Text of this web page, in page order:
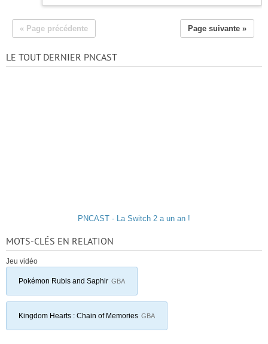
« Page précédente Page suivante »
LE TOUT DERNIER PNCAST
PNCAST - La Switch 2 a un an !
MOTS-CLÉS EN RELATION
Jeu vidéo
Pokémon Rubis and Saphir GBA
Kingdom Hearts : Chain of Memories GBA